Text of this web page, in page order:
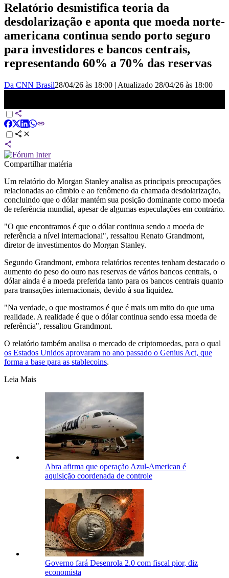
Relatório desmistifica teoria da
desdolarização e aponta que moeda norte-
americana continua sendo porto seguro
para investidores e bancos centrais,
representando 60% a 70% das reservas
Da CNN Brasil28/04/26 às 18:00 | Atualizado 28/04/26 às 18:00
Compartilhar matéria
Um relatório do Morgan Stanley analisa as principais preocupações
relacionadas ao câmbio e ao fenômeno da chamada desdolarização,
concluindo que o dólar mantém sua posição dominante como moeda
de referência mundial, apesar de algumas especulações em contrário.
"O que encontramos é que o dólar continua sendo a moeda de
referência a nível internacional", ressaltou Renato Grandmont,
diretor de investimentos do Morgan Stanley.
Segundo Grandmont, embora relatórios recentes tenham destacado o
aumento do peso do ouro nas reservas de vários bancos centrais, o
dólar ainda é a moeda preferida tanto para os bancos centrais quanto
para transações internacionais, devido à sua liquidez.
"Na verdade, o que mostramos é que é mais um mito do que uma
realidade. A realidade é que o dólar continua sendo essa moeda de
referência", ressaltou Grandmont.
O relatório também analisa o mercado de criptomoedas, para o qual
os Estados Unidos aprovaram no ano passado o Genius Act, que
forma a base para as stablecoins.
Leia Mais
Abra afirma que operação Azul-American é
aquisição coordenada de controle
Governo fará Desenrola 2.0 com fiscal pior, diz
economista